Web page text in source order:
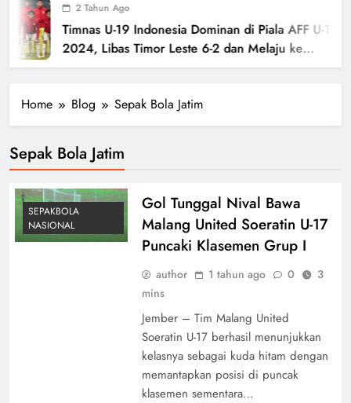
2 Tahun Ago
Timnas U-19 Indonesia Dominan di Piala AFF U-19
2024, Libas Timor Leste 6-2 dan Melaju ke
Semifinal
Home Blog Sepak Bola Jatim
Sepak Bola Jatim
SEPAKBOLA
NASIONAL
Gol Tunggal Nival Bawa
Malang United Soeratin U-17
Puncaki Klasemen Grup I
author 1 tahun ago 0
3
mins
Jember – Tim Malang United
Soeratin U-17 berhasil menunjukkan
kelasnya sebagai kuda hitam dengan
memantapkan posisi di puncak
klasemen sementara…